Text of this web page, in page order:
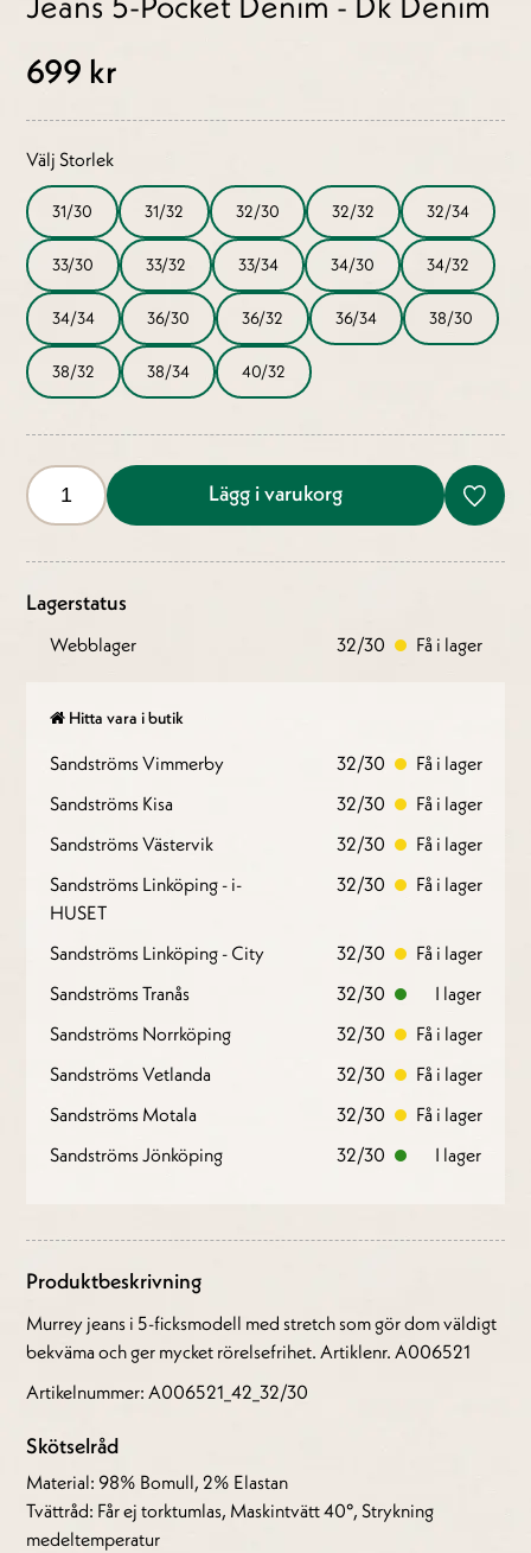
699 kr
Välj Storlek
31/30 31/32 32/30 32/32 32/34
33/30 33/32 33/34 34/30 34/32
34/34 36/30 36/32 36/34 38/30
38/32 38/34 40/32
Lägg i varukorg
Lagerstatus
Webblager 32/30 Få i lager
Hitta vara i butik
Sandströms Vimmerby 32/30
Få i lager
Sandströms Kisa
32/30
Få i lager
Sandströms Västervik
32/30
Få i lager
Sandströms Linköping - i-
HUSET
32/30 Få i lager
Sandströms Linköping - City 32/30
Få i lager
Sandströms Tranås
32/30
I lager
Sandströms Norrköping
32/30
Få i lager
Sandströms Vetlanda
32/30
Få i lager
Sandströms Motala
32/30
Få i lager
Sandströms Jönköping
32/30 I lager
Produktbeskrivning
Murrey jeans i 5-ficksmodell med stretch som gör dom väldigt
bekväma och ger mycket rörelsefrihet. Artiklenr. A006521
Artikelnummer: A006521_42_32/30
Skötselråd
Material: 98% Bomull, 2% Elastan
Tvättråd: Får ej torktumlas, Maskintvätt 40°, Strykning
medeltemperatur